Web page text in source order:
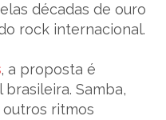
décadas de ouro
rock internacional.
, a proposta é
Samba,
ritmos